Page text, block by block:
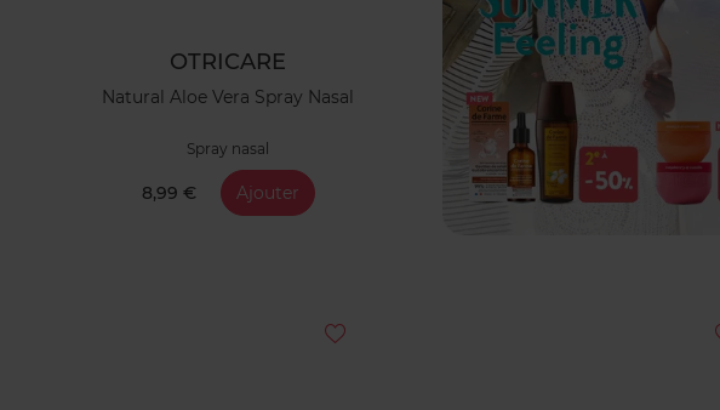
OTRICARE
Natural Aloe Vera Spray Nasal
Spray nasal
8,99 € Ajouter